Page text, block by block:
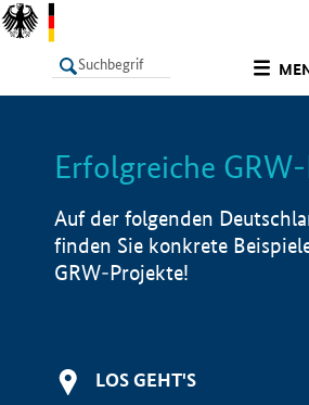
LISTE
Erfolgreiche
Auf der folgenden
finden Sie konkrete
GRW-Projekte!
LOS GEHT'S